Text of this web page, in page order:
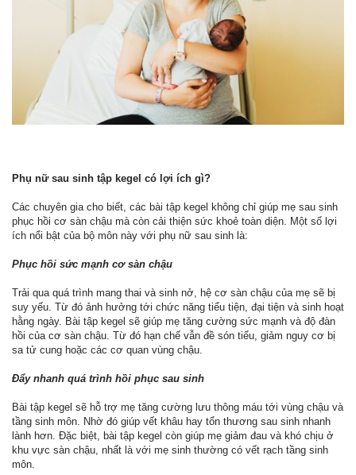
Phụ nữ sau sinh tập kegel có lợi ích gì?
Các chuyên gia cho biết, các bài tập kegel không chỉ giúp mẹ sau sinh
phục hồi cơ sàn chậu mà còn cải thiện sức khoẻ toàn diện. Một số lợi
ích nổi bật của bộ môn này với phụ nữ sau sinh là:
Phục hồi sức mạnh cơ sàn chậu
Trải qua quá trình mang thai và sinh nở, hệ cơ sàn chậu của mẹ sẽ bị
suy yếu. Từ đó ảnh hưởng tới chức năng tiểu tiện, đại tiện và sinh hoạt
hằng ngày. Bài tập kegel sẽ giúp mẹ tăng cường sức mạnh và độ đàn
hồi của cơ sàn chậu. Từ đó hạn chế vẫn đề són tiểu, giảm nguy cơ bị
sa tử cung hoặc các cơ quan vùng chậu.
Đẩy nhanh quá trình hồi phục sau sinh
Bài tập kegel sẽ hỗ trợ mẹ tăng cường lưu thông máu tới vùng chậu và
tầng sinh môn. Nhờ đó giúp vết khâu hay tổn thương sau sinh nhanh
lành hơn. Đặc biệt, bài tập kegel còn giúp mẹ giảm đau và khó chịu ở
khu vực sàn chậu, nhất là với mẹ sinh thường có vết rạch tầng sinh
môn.